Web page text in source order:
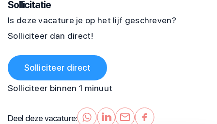
Sollicitatie
Is deze vacature je op het lijf geschreven?
Solliciteer dan direct!
Solliciteer direct
Solliciteer binnen 1 minuut
Deel deze vacature: